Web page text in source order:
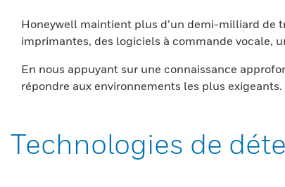
Honeywell maintient plus d’un demi-milliard de
imprimantes, des logiciels à commande vocale,
En nous appuyant sur une connaissance
répondre aux environnements les plus exigeants.
Technologies de